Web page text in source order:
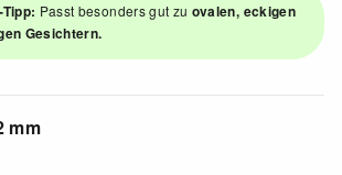
Passt besonders gut zu ovalen, eckigen
Gesichtern.
mm